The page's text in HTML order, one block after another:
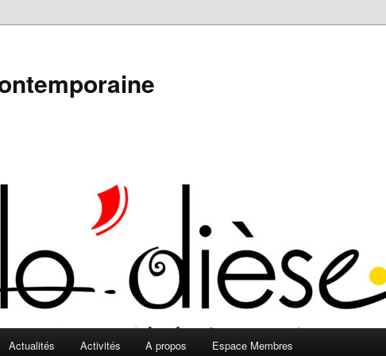
Actualités Activités A propos Espace Membres